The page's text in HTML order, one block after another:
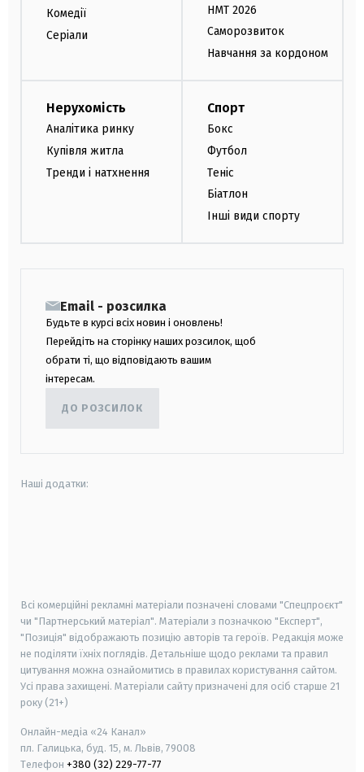
Комедії
Серіали
НМТ 2026
Саморозвиток
Навчання за кордоном
Нерухомість
Аналітика ринку
Купівля житла
Тренди і натхнення
Спорт
Бокс
Футбол
Теніс
Біатлон
Інші види спорту
Email - розсилка
Будьте в курсі всіх новин і оновлень!
Перейдіть на сторінку наших розсилок, щоб
обрати ті, що відповідають вашим
інтересам.
ДО РОЗСИЛОК
Наші додатки:
Всі комерційні рекламні матеріали позначені словами "Спецпроєкт"
чи "Партнерський матеріал". Матеріали з позначкою "Експерт",
"Позиція" відображають позицію авторів та героїв. Редакція може
не поділяти їхніх поглядів. Детальніше щодо реклами та правил
цитування можна ознайомитись в правилах користування сайтом.
Усі права захищені. Матеріали сайту призначені для осіб старше 21
року (21+)
Онлайн-медіа «24 Канал»
пл. Галицька, буд. 15, м. Львів, 79008
Телефон +380 (32) 229-77-77